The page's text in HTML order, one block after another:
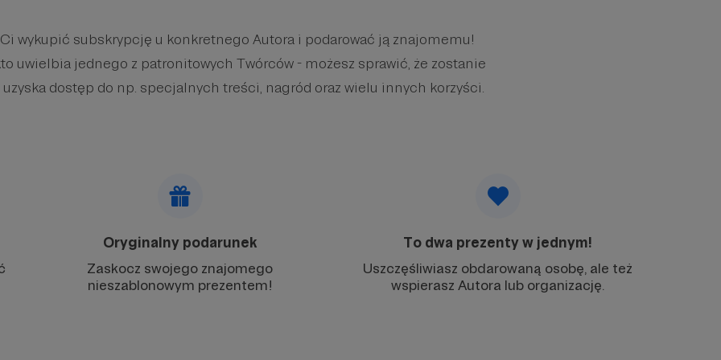
wykupić subskrypcję u konkretnego Autora i podarować ją znajomemu!
uwielbia jednego z patronitowych Twórców - możesz sprawić, że zostanie
dostęp do np. specjalnych treści, nagród oraz wielu innych korzyści.
Oryginalny podarunek
Zaskocz swojego znajomego
nieszablonowym prezentem!
To dwa prezenty w jednym!
Uszczęśliwiasz obdarowaną osobę, ale też
wspierasz Autora lub organizację.